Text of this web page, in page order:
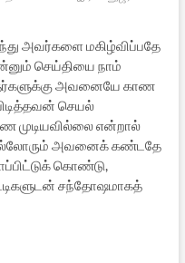
அவர்களை மகிழ்விப்பதே
செய்தியை நாம்
அவனையே காண
செயல்
என்றால்
எல்லோரும் அவனைக் கண்டதே
கொண்டு,
சந்தோஷமாகத்